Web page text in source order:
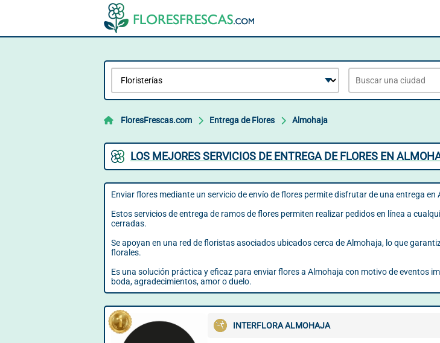
FloresFrescas.com Entrega de Flores Almohaja
LOS MEJORES SERVICIOS DE ENTREGA DE FLORES EN
Enviar flores mediante un servicio de envío de flores permite disfrutar de una entrega
Estos servicios de entrega de ramos de flores permiten realizar pedidos en línea a
cerradas.
Se apoyan en una red de floristas asociados ubicados cerca de Almohaja, lo que
florales.
Es una solución práctica y eficaz para enviar flores a Almohaja con motivo de eventos
boda, agradecimientos, amor o duelo.
INTERFLORA ALMOHAJA